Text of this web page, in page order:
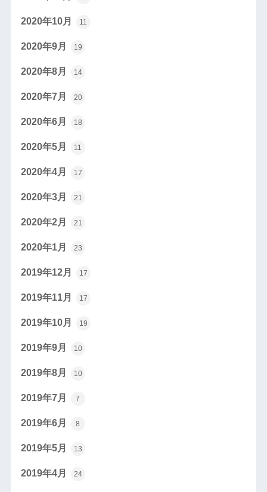
2020年10月 11
2020年9月 19
2020年8月 14
2020年7月 20
2020年6月 18
2020年5月 11
2020年4月 17
2020年3月 21
2020年2月 21
2020年1月 23
2019年12月 17
2019年11月 17
2019年10月 19
2019年9月 10
2019年8月 10
2019年7月 7
2019年6月 8
2019年5月 13
2019年4月 24